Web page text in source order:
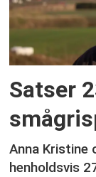
Satser
Anna Kristine
henholdsvis